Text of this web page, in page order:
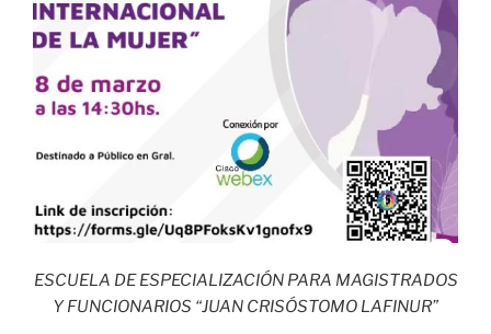
ESCUELA DE ESPECIALIZACIÓN PARA MAGISTRADOS
Y FUNCIONARIOS “JUAN CRISÓSTOMO LAFINUR”